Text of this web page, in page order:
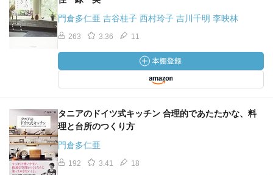
門倉多仁亜 吉谷桂子 西村玲子 吉川千明 李映林
263 3.36 11
タニアのドイツ式キッチン 合理的であたたかな、料
理と台所のつくり方
門倉多仁亜
192 3.41 18